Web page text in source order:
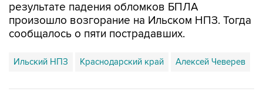
результате падения обломков БПЛА
произошло возгорание на Ильском НПЗ. Тогда
сообщалось о пяти пострадавших.
Ильский НПЗ Краснодарский край Алексей Чеверев